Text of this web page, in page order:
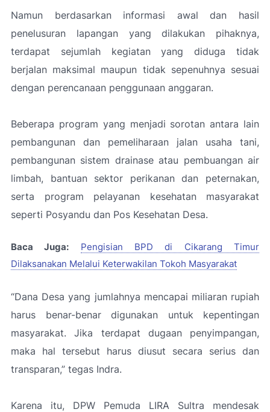
Namun berdasarkan informasi awal dan hasil
penelusuran lapangan yang dilakukan pihaknya,
terdapat sejumlah kegiatan yang diduga tidak
berjalan maksimal maupun tidak sepenuhnya sesuai
dengan perencanaan penggunaan anggaran.
Beberapa program yang menjadi sorotan antara lain
pembangunan dan pemeliharaan jalan usaha tani,
pembangunan sistem drainase atau pembuangan air
limbah, bantuan sektor perikanan dan peternakan,
serta program pelayanan kesehatan masyarakat
seperti Posyandu dan Pos Kesehatan Desa.
Baca Juga:
Pengisian BPD di Cikarang Timur
Dilaksanakan Melalui Keterwakilan Tokoh Masyarakat
“Dana Desa yang jumlahnya mencapai miliaran rupiah
harus benar-benar digunakan untuk kepentingan
masyarakat. Jika terdapat dugaan penyimpangan,
maka hal tersebut harus diusut secara serius dan
transparan,” tegas Indra.
Karena itu, DPW Pemuda LIRA Sultra mendesak